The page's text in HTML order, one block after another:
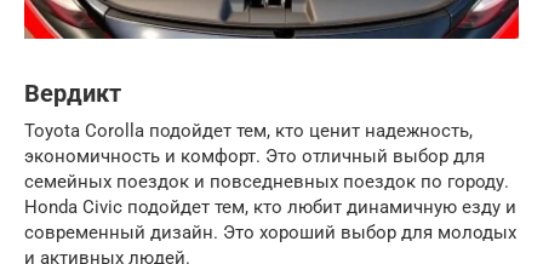
Вердикт
Toyota Corolla подойдет тем, кто ценит надежность,
экономичность и комфорт. Это отличный выбор для
семейных поездок и повседневных поездок по городу.
Honda Civic подойдет тем, кто любит динамичную езду и
современный дизайн. Это хороший выбор для молодых
и активных людей.